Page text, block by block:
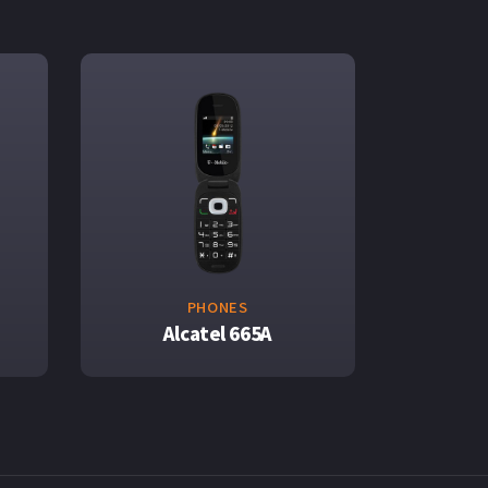
PHONES
Alcatel 665A